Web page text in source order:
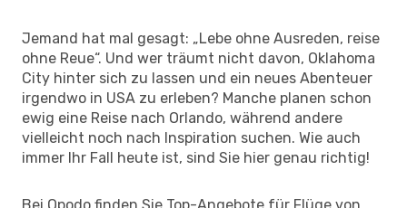
Jemand hat mal gesagt: „Lebe ohne Ausreden, reise
ohne Reue“. Und wer träumt nicht davon, Oklahoma
City hinter sich zu lassen und ein neues Abenteuer
irgendwo in USA zu erleben? Manche planen schon
ewig eine Reise nach Orlando, während andere
vielleicht noch nach Inspiration suchen. Wie auch
immer Ihr Fall heute ist, sind Sie hier genau richtig!